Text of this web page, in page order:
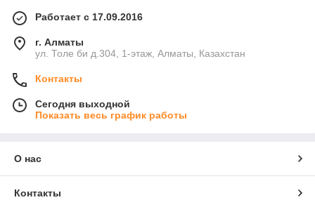
Работает с 17.09.2016
г. Алматы
ул. Толе би д.304, 1-этаж, Алматы, Казахстан
Контакты
Сегодня выходной
Показать весь график работы
О нас
Контакты